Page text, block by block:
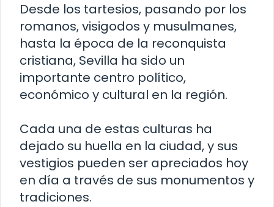
Desde los tartesios, pasando por los
romanos, visigodos y musulmanes,
hasta la época de la reconquista
cristiana, Sevilla ha sido un
importante centro político,
económico y cultural en la región.
Cada una de estas culturas ha
dejado su huella en la ciudad, y sus
vestigios pueden ser apreciados hoy
en día a través de sus monumentos y
tradiciones.